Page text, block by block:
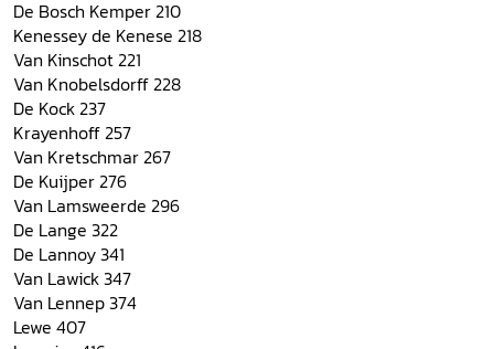
De Bosch Kemper 210
Kenessey de Kenese 218
Van Kinschot 221
Van Knobelsdorff 228
De Kock 237
Krayenhoff 257
Van Kretschmar 267
De Kuijper 276
Van Lamsweerde 296
De Lange 322
De Lannoy 341
Van Lawick 347
Van Lennep 374
Lewe 407